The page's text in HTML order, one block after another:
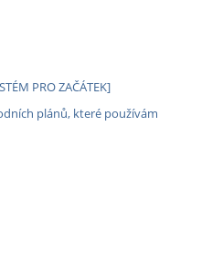
PRO ZAČÁTEK]
plánů, které používám